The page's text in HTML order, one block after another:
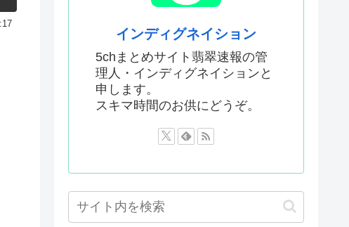
協会の審判への性接待が事実の場合、...
活を美少女にやらせるアニメ」、増え...
で審判を性接待して買収していたこと...
ってない犯罪は殺人だけです。」←こ...
親等を養子に迎えるなら天皇の血を...
何が悪かったのか
人審判員数十人に性的接待。羨ま死刑
会が行った国際試合の性的接待の全容...
ンプ、世代交代に失敗
」韓国サッカーに衝撃的不祥事！...
インディグネイション
5chまとめサイト翡翠速報の管
理人・インディグネイションと
申します。
スキマ時間のお供にどうぞ。